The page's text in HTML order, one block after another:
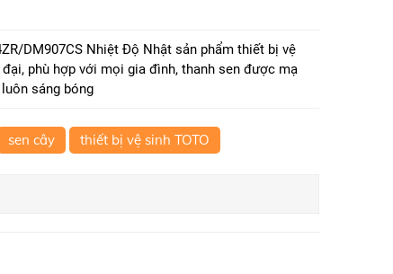
DM907CS Nhiệt Độ Nhật sản phẩm thiết bị vệ
phù hợp với mọi gia đình, thanh sen được mạ
sáng bóng
sen cây thiết bị vệ sinh TOTO